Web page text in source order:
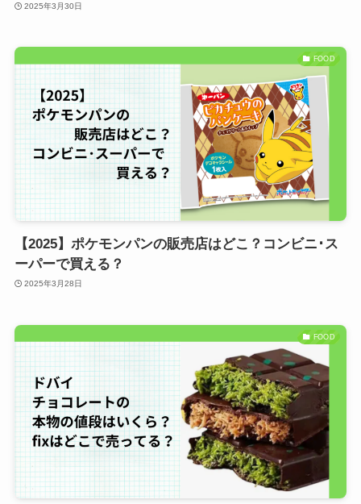
2025年3月30日
FOOD
【2025】ポケモンパンの販売店はどこ？コンビニ･ス
ーパーで買える？
2025年3月28日
FOOD